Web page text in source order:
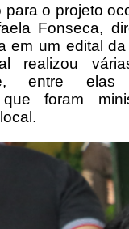
para o projeto
Fonseca,
em um edital
realizou
entre
foram